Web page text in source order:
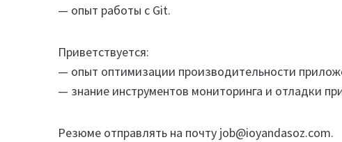
— опыт работы с Git.
Приветствуется:
— опыт оптимизации производительности
— знание инструментов мониторинга и отладки
Резюме отправлять на почту job@ioyandasoz.com.